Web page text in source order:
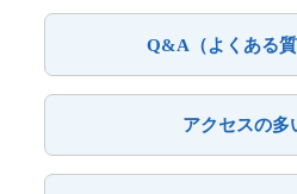
Q&A（よくある
アクセスの